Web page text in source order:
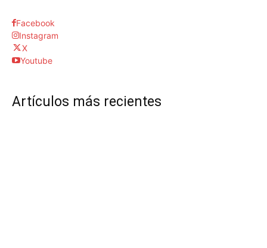
Facebook
Instagram
X
Youtube
Artículos más recientes